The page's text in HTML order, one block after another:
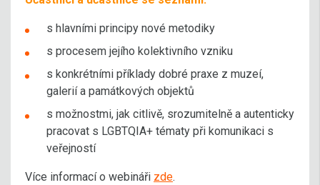
s hlavními principy nové metodiky
s procesem jejího kolektivního vzniku
s konkrétními příklady dobré praxe z muzeí,
galerií a památkových objektů
s možnostmi, jak citlivě, srozumitelně a autenticky
pracovat s LGBTQIA+ tématy při komunikaci s
veřejností
Více informací o webináři zde.